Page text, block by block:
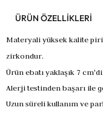
ÜRÜN ÖZELLIKLERI
Materyali yüksek kalite
zirkondur.
Ürün ebatı yaklaşık 7
Alerji testinden başarı ile
Uzun süreli kullanım ve